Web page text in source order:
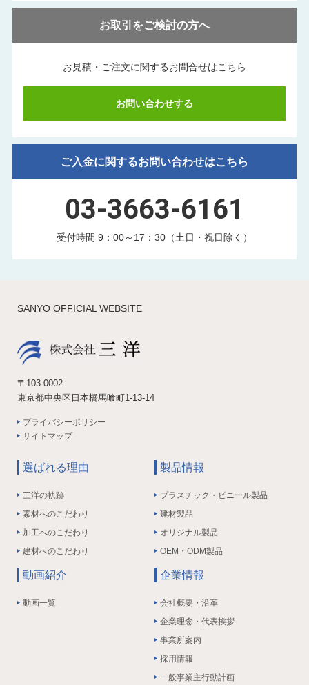
お取引をご検討の方へ
お見積・ご注文に関するお問合せはこちら
お問い合わせする
ご入金に関するお問い合わせはこちら
03-3663-6161
受付時間 9：00～17：30（土日・祝日除く）
SANYO OFFICIAL WEBSITE
〒103-0002
東京都中央区日本橋馬喰町1-13-14
プライバシーポリシー
サイトマップ
選ばれる理由
三洋の軌跡
素材へのこだわり
加工へのこだわり
建材へのこだわり
製品情報
プラスチック・ビニール製品
建材製品
オリジナル製品
OEM・ODM製品
動画紹介
動画一覧
企業情報
会社概要・沿革
企業理念・代表挨拶
事業所案内
採用情報
一般事業主行動計画